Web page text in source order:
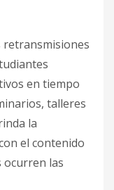
retransmisiones
en tiempo
talleres
la
el contenido
ocurren las